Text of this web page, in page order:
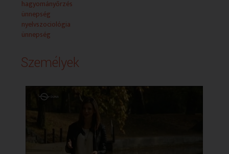
Kozák motívumok – harcművészet, amulettek és tánc
– töltötte meg október közepén a budapesti Ukrán
Kulturális Központot a kozákság napja alkalmából.
A Nyelvek Európai Napját szeptember végén
ünnepeljük. Ebből az alkalomból az Országos
NEMZETISÉGI HÍREK
A fehér-piros lengyel zászló szeptemberben többször
megtudhatnak többet hírblokkunkban:
- Lengyel napok a Fővám téren
- Lengyel sportnap
hagyományőrzés
ünnepség
nyelvszociológia
ünnepség
Személyek